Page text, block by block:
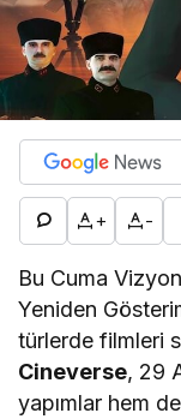
+ -
Bu Cuma
Yeniden
türlerde filmleri
Cineverse, 29
yapımlar hem